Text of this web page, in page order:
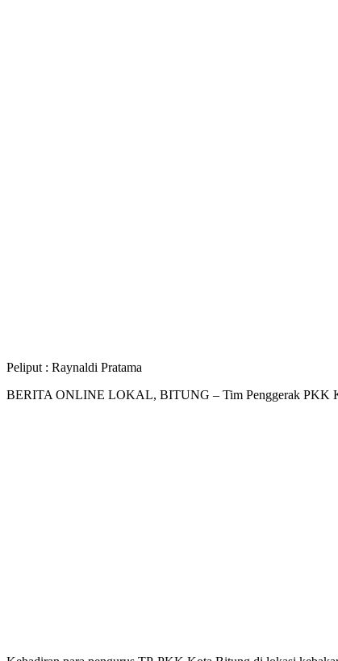
Peliput : Raynaldi Pratama
BERITA ONLINE LOKAL, BITUNG – Tim Penggerak PKK